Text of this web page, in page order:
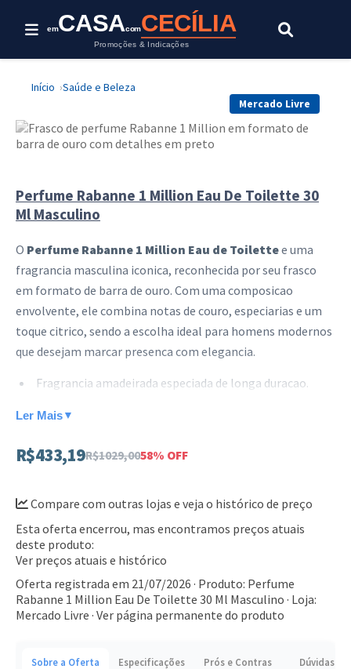
emCASAcomCECÍLIA
Promoções & Indicações
Início
Saúde e Beleza
Mercado Livre
Esta oferta foi encerrada.
Perfume Rabanne 1 Million Eau De Toilette 30
Ml Masculino
O Perfume Rabanne 1 Million Eau de Toilettee uma
fragrancia masculina iconica, reconhecida por seu frasco
em formato de barra de ouro. Com uma composicao
envolvente, ele combina notas de couro, especiarias e um
toque citrico, sendo a escolha ideal para homens modernos
que desejam marcar presenca com elegancia.
Fragrancia amadeirada especiada de longa duracao.
Notas de cabeca vibrantes de pomelo, menta e
Coracao intenso com rosa absoluta, canela e notas
Base marcante de couro, madeira branca e patchouli.
Ideal para o uso noturno ou em eventos especiais onde a
sofisticacao e essencial. Adquira o seu e experimente o
poder desta fragrancia classica.
Ler Mais ▼
R$433,19R$1029,0058% OFF
Compare com outras lojas e veja o histórico de preço
Esta oferta encerrou, mas encontramos preços atuais
deste produto:
Ver preços atuais e histórico
Oferta registrada em 21/07/2026 · Produto: Perfume
Rabanne 1 Million Eau De Toilette 30 Ml Masculino · Loja:
Mercado Livre · Ver página permanente do produto
Sobre a Oferta Especificações Prós e Contras Dúvidas